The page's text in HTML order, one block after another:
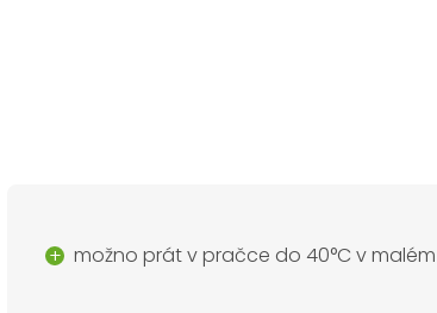
možno prát v pračce do 40°C v